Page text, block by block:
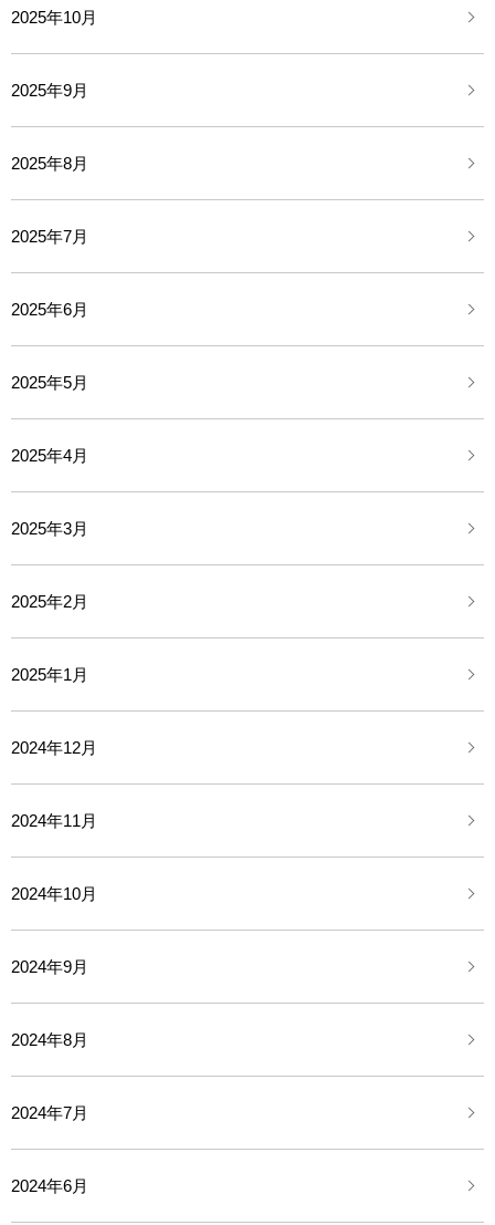
2025年10月
2025年9月
2025年8月
2025年7月
2025年6月
2025年5月
2025年4月
2025年3月
2025年2月
2025年1月
2024年12月
2024年11月
2024年10月
2024年9月
2024年8月
2024年7月
2024年6月